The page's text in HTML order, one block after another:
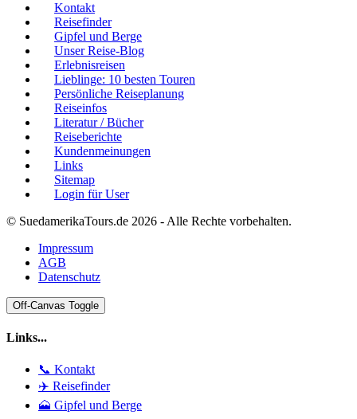
Kontakt
Reisefinder
Gipfel und Berge
Unser Reise-Blog
Erlebnisreisen
Lieblinge: 10 besten Touren
Persönliche Reiseplanung
Reiseinfos
Literatur / Bücher
Reiseberichte
Kundenmeinungen
Links
Sitemap
Login für User
© SuedamerikaTours.de 2026 - Alle Rechte vorbehalten.
Impressum
AGB
Datenschutz
Off-Canvas Toggle
Links...
📞 Kontakt
✈️ Reisefinder
🗻 Gipfel und Berge